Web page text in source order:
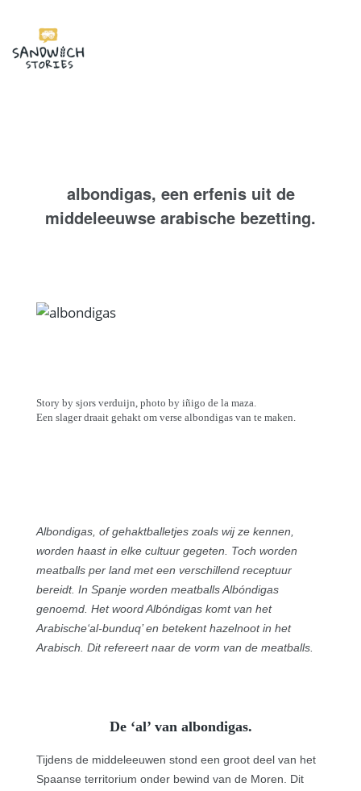
I'm looking for
Show me the
albondigas, een erfenis uit de
middeleeuwse arabische bezetting.
Story by sjors verduijn, photo by iñigo de la maza.
Een slager draait gehakt om verse albondigas van te maken.
Albondigas, of gehaktballetjes zoals wij ze kennen,
worden haast in elke cultuur gegeten. Toch worden
meatballs per land met een verschillend receptuur
bereidt. In Spanje worden meatballs Albóndigas
genoemd. Het woord Albóndigas komt van het
Arabische‘al-bunduq’ en betekent hazelnoot in het
Arabisch. Dit refereert naar de vorm van de meatballs.
De ‘al’ van albondigas.
Tijdens de middeleeuwen stond een groot deel van het
Spaanse territorium onder bewind van de Moren. Dit